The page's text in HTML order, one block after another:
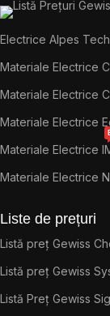
Electrice Alpes
Materiale Electrice
Materiale Electrice
Materiale Electrice
Materiale Electrice
Materiale Electrice
Liste de prețuri
Listă preț Gewiss
Listă preț Gewiss
Listă Preț Gewiss